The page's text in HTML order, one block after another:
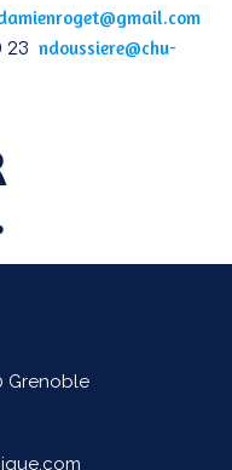
23 ndoussiere@chu-
Grenoble